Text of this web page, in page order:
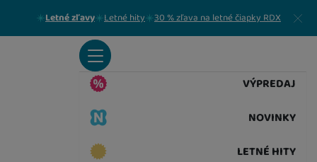
Letné zľavy Letné hity 30 % zľava na letné čiapky RDX Zavrieť
VÝPREDAJ
NOVINKY
LETNÉ HITY